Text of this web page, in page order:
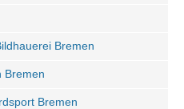
Bremen
Bremen
Bremen